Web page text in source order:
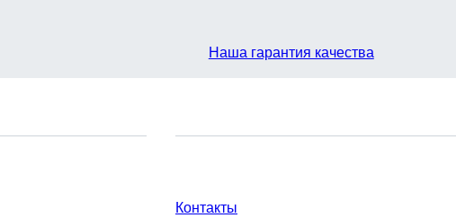
Наша гарантия качества
Контакты